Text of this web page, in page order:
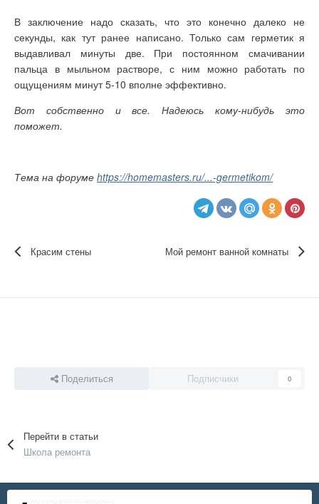
В заключение надо сказать, что это конечно далеко не
секунды, как тут ранее написано. Только сам герметик я
выдавливал минуты две. При постоянном смачивании
пальца в мыльном растворе, с ним можно работать по
ощущениям минут 5-10 вполне эффективно.
Вот собственно и все. Надеюсь кому-нибудь это
поможет.
Тема на форуме https://homemasters.ru/...-germetikom/
Красим стены Мой ремонт ванной комнаты
Поделиться Подписчики 0
Перейти в статьи
Школа ремонта